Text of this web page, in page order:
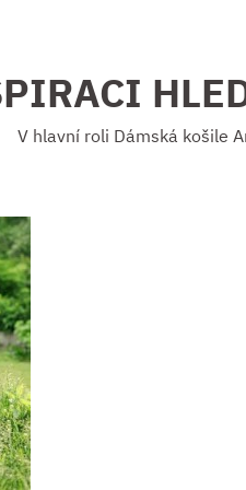
V hlavní roli Dámská košile